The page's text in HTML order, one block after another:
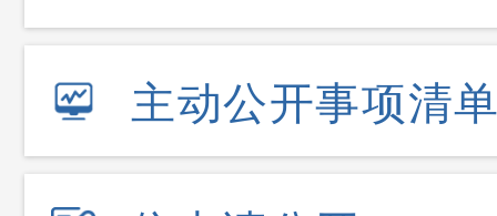
主动公开事项清